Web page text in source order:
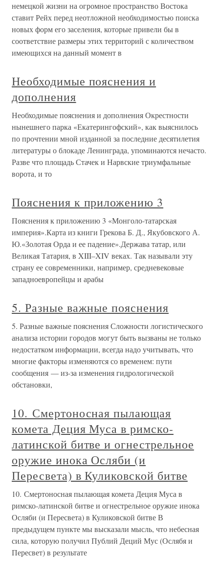
немецкой жизни на огромное пространство Востока
ставит Рейх перед неотложной необходимостью поиска
новых форм его заселения, которые привели бы в
соответствие размеры этих территорий с количеством
имеющихся на данный момент в
Необходимые пояснения и
дополнения
Необходимые пояснения и дополнения Окрестности
нынешнего парка «Екатерингофский», как выяснилось
по прочтении мной изданной за последние десятилетия
литературы о блокаде Ленинграда, упоминаются нечасто.
Разве что площадь Стачек и Нарвские триумфальные
ворота, и то
Пояснения к приложению 3
Пояснения к приложению 3 «Монголо-татарская
империя».Карта из книги Грекова Б. Д., Якубовского А.
Ю.«Золотая Орда и ее падение».Держава татар, или
Великая Татария, в XIII–XIV веках. Так называли эту
страну ее современники, например, средневековые
западноевропейцы и арабы
5. Разные важные пояснения
5. Разные важные пояснения Сложности логистического
анализа истории городов могут быть вызваны не только
недостатком информации, всегда надо учитывать, что
многие факторы изменяются со временем: пути
сообщения — из-за изменения гидрологической
обстановки,
10. Смертоносная пылающая
комета Деция Муса в римско-
латинской битве и огнестрельное
оружие инока Осляби (и
Пересвета) в Куликовской битве
10. Смертоносная пылающая комета Деция Муса в
римско-латинской битве и огнестрельное оружие инока
Осляби (и Пересвета) в Куликовской битве В
предыдущем пункте мы высказали мысль, что небесная
сила, которую получил Публий Деций Мус (Ослябя и
Пересвет) в результате